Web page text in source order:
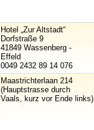
Hotel „Zur Altstadt“
Dorfstraße 9
41849 Wassenberg -
Effeld
0049 2432 89 14 076
Maastrichterlaan 214
(Hauptstrasse durch
Vaals, kurz vor Ende links)